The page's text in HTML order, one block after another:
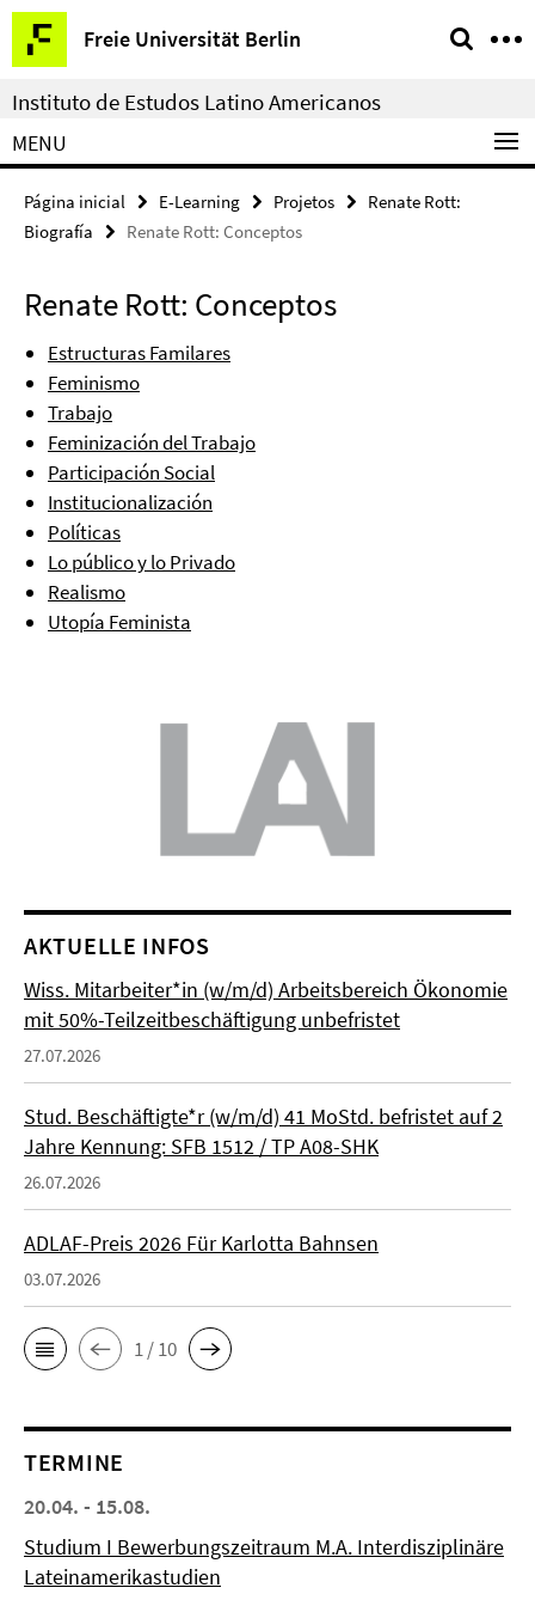
Springe
direkt
zu
Inhalt
Freie Universität Berlin
Serviço
de
navegação
Instituto de Estudos Latino Americanos
MENU
Página inicial E-Learning Projetos
Renate Rott:
Biografía
Renate Rott: Conceptos
Renate Rott: Conceptos
Estructuras Familares
Feminismo
Trabajo
Feminización del Trabajo
Participación Social
Institucionalización
Políticas
Lo público y lo Privado
Realismo
Utopía Feminista
AKTUELLE INFOS
Wiss. Mitarbeiter*in (w/m/d) Arbeitsbereich Ökonomie
mit 50%-Teilzeitbeschäftigung unbefristet
27.07.2026
Stud. Beschäftigte*r (w/m/d) 41 MoStd. befristet auf 2
Jahre Kennung: SFB 1512 / TP A08-SHK
26.07.2026
ADLAF-Preis 2026 Für Karlotta Bahnsen
03.07.2026
1 / 10
TERMINE
20.04. - 15.08.
Studium I Bewerbungszeitraum M.A. Interdisziplinäre
Lateinamerikastudien